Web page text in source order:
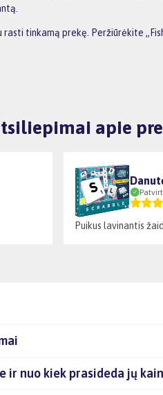
tinkamą prekę. Peržiūrėkite
apie
Puikus lavinantis
nuo kiek prasideda jų